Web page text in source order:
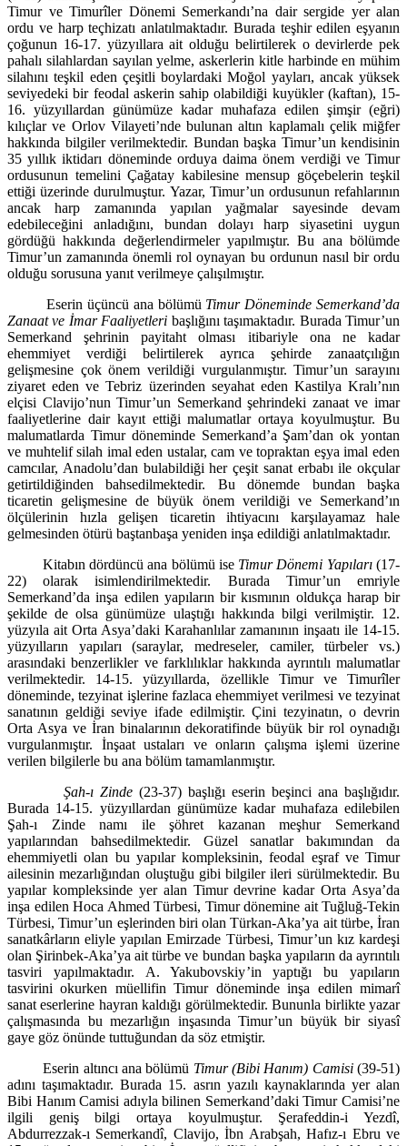
Timur ve Ti­murîler Dönemi Semerkandı’na dair sergide yer alan
ordu ve harp teçhizatı anlatılmaktadır. Burada teşhir edilen eşyanın
çoğunun 16-17. yüzyıllara ait olduğu belirtilerek o devirlerde pek
pahalı silahlardan sayılan yelme, asker­lerin kitle harbinde en mühim
silahını teşkil eden çeşitli boylardaki Moğol yayları, ancak yüksek
seviyedeki bir feodal askerin sahip olabildiği kuyükler (kaftan), 15-
16. yüzyıllardan günümüze kadar muhafaza edilen şimşir (eğri)
kılıçlar ve Orlov Vilayeti’nde bulunan altın kaplamalı çelik miğfer
hakkında bilgiler verilmektedir. Bundan başka Timur’un kendisinin
35 yıllık iktidarı dö­neminde orduya daima önem verdiği ve Timur
ordusunun temelini Çağatay kabilesine mensup göçebelerin teşkil
ettiği üzerinde durulmuştur. Yazar, Ti­mur’un ordusunun refahlarının
ancak harp zamanında yapılan yağmalar sa­yesinde devam
edebileceğini anladığını, bundan dolayı harp siyasetini uygun
gördüğü hakkında değerlendirmeler yapılmıştır. Bu ana bölümde
Timur’un zamanında önemli rol oynayan bu ordunun nasıl bir ordu
olduğu sorusuna yanıt verilmeye çalışılmıştır.
Eserin üçüncü ana bölümü Timur Döneminde Semerkand’da
Zanaat ve İmar Faaliyetleri başlığını taşımaktadır. Burada Timur’un
Semerkand şehrinin payitaht olması itibariyle ona ne kadar
ehemmiyet verdiği belirtilerek ayrıca şehirde zanaatçılığın
gelişmesine çok önem verildiği vurgulanmıştır. Ti­mur’un sarayını
ziyaret eden ve Tebriz üzerinden seyahat eden Kastilya Kralı’nın
elçisi Clavijo’nun Timur’un Semerkand şehrindeki zanaat ve imar
fa­aliyetlerine dair kayıt ettiği malumatlar ortaya koyulmuştur. Bu
malumat­larda Timur döneminde Semerkand’a Şam’dan ok yontan
ve muhtelif silah imal eden ustalar, cam ve topraktan eşya imal eden
camcılar, Anadolu’dan bulabildiği her çeşit sanat erbabı ile okçular
getirtildiğinden bahsedilmekte­dir. Bu dönemde bundan başka
ticaretin gelişmesine de büyük önem verildiği ve Semerkand’ın
ölçülerinin hızla gelişen ticaretin ihtiyacını karşılayamaz hale
gelmesinden ötürü baştanbaşa yeniden inşa edildiği anlatılmaktadır.
Kitabın dördüncü ana bölümü ise Timur Dönemi Yapıları(17-
22) olarak isimlendirilmektedir. Burada Timur’un emriyle
Semerkand’da inşa edilen ya­pıların bir kısmının oldukça harap bir
şekilde de olsa günümüze ulaştığı hak­kında bilgi verilmiştir. 12.
yüzyıla ait Orta Asya’daki Karahanlılar zamanının inşaatı ile 14-15.
yüzyılların yapıları (saraylar, medreseler, camiler, türbeler vs.)
arasındaki benzerlikler ve farklılıklar hakkında ayrıntılı malumatlar
veril­mektedir. 14-15. yüzyıllarda, özellikle Timur ve Timurîler
döneminde, tezyi­nat işlerine fazlaca ehemmiyet verilmesi ve tezyinat
sanatının geldiği seviye ifade edilmiştir. Çini tezyinatın, o devrin
Orta Asya ve İran binalarının deko­ratifinde büyük bir rol oynadığı
vurgulanmıştır. İnşaat ustaları ve onların ça­lışma işlemi üzerine
verilen bilgilerle bu ana bölüm tamamlanmıştır.
Şah-ı Zinde(23-37) başlığı eserin beşinci ana başlığıdır.
Burada 14-15. yüzyıllardan günümüze kadar muhafaza edilebilen
Şah-ı Zinde namı ile şöh­ret kazanan meşhur Semerkand
yapılarından bahsedilmektedir. Güzel sanat­lar bakımından da
ehemmiyetli olan bu yapılar kompleksinin, feodal eşraf ve Timur
ailesinin mezarlığından oluştuğu gibi bilgiler ileri sürülmektedir. Bu
ya­pılar kompleksinde yer alan Timur devrine kadar Orta Asya’da
inşa edilen Hoca Ahmed Türbesi, Timur dönemine ait Tuğluğ-Tekin
Türbesi, Timur’un eşlerinden biri olan Türkan-Aka’ya ait türbe, İran
sanatkârların eliyle yapılan Emirzade Türbesi, Timur’un kız kardeşi
olan Şirinbek-Aka’ya ait türbe ve bun­dan başka yapıların da ayrıntılı
tasviri yapılmaktadır. A. Yakubovskiy’in yaptığı bu yapıların
tasvirini okurken müellifin Timur döneminde inşa edilen mimarî
sanat eserlerine hayran kaldığı görülmektedir. Bununla birlikte yazar
çalış­masında bu mezarlığın inşasında Timur’un büyük bir siyasî
gaye göz önünde tuttuğundan da söz etmiştir.
Eserin altıncı ana bölümü Timur (Bibi Hanım) Camisi(39-51)
adını ta­şımaktadır. Burada 15. asrın yazılı kaynaklarında yer alan
Bibi Hanım Camisi adıyla bilinen Semerkand’daki Timur Camisi’ne
ilgili geniş bilgi ortaya koyul­muştur. Şerafeddin-i Yezdî,
Abdurrezzak-ı Semerkandî, Clavijo, İbn Arabşah, Hafız-ı Ebru ve